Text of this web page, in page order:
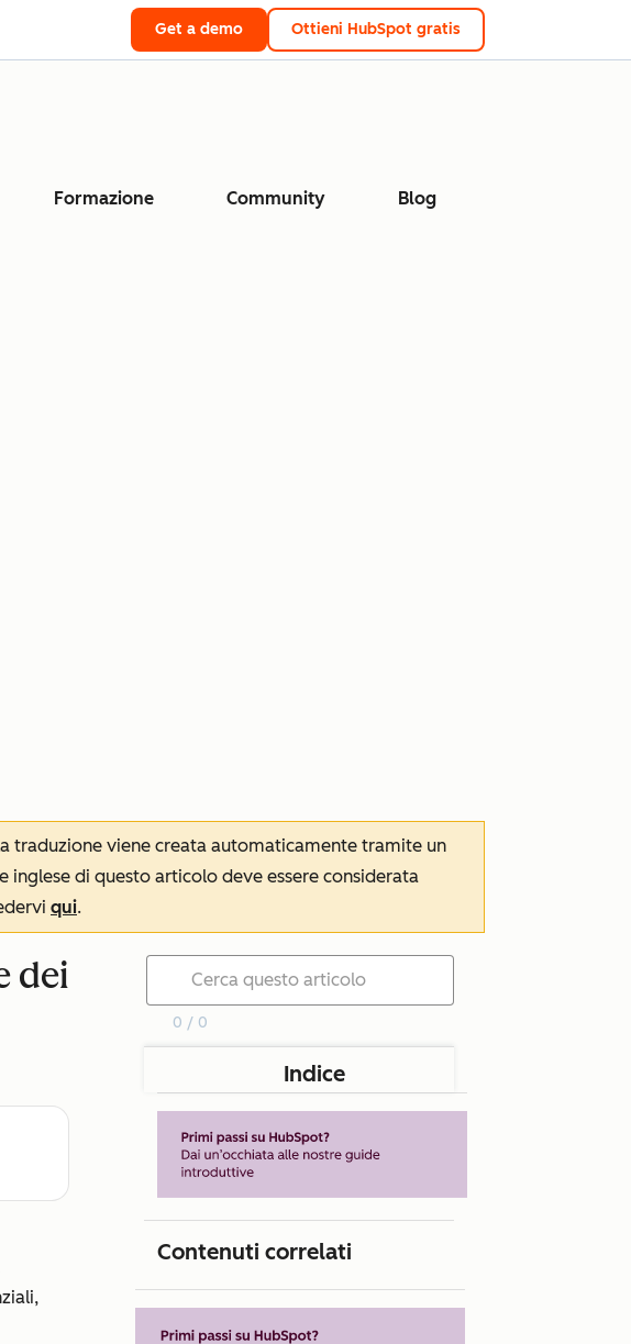
Get a demo Ottieni HubSpot gratis
Formazione Community Blog
traduzione viene creata automaticamente tramite un
di questo articolo deve essere considerata
qui.
dei
0 / 0
Indice
Contenuti correlati